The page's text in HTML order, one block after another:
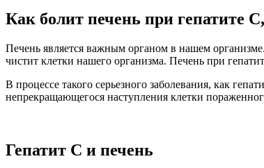
Как болит печень при гепатите
Печень является важным органом в нашем
чистит клетки нашего организма. Печень при
В процессе такого серьезного заболевания, как
непрекращающегося наступления клетки
Гепатит С и печень